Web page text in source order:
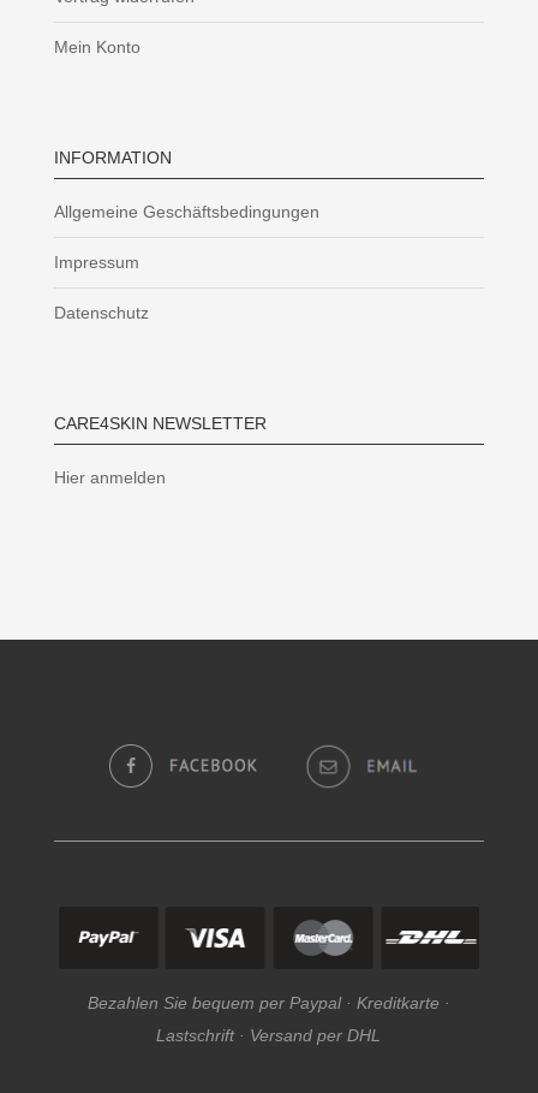
Mein Konto
INFORMATION
Allgemeine Geschäftsbedingungen
Impressum
Datenschutz
CARE4SKIN NEWSLETTER
Hier anmelden
Bezahlen Sie bequem per Paypal · Kreditkarte ·
Lastschrift · Versand per DHL